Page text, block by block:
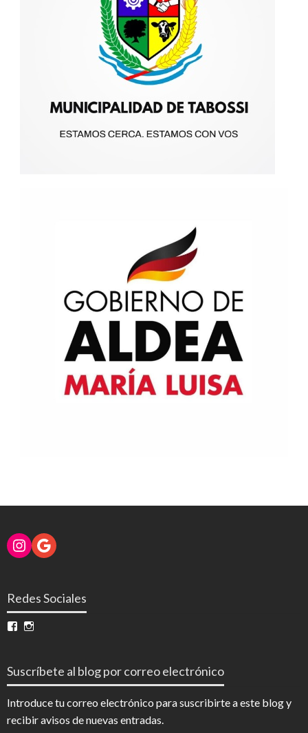
Instagram
Google
Redes Sociales
Ver
en en
Suscríbete al blog por correo electrónico
Introduce tu correo electrónico para suscribirte a este blog y
recibir avisos de nuevas entradas.